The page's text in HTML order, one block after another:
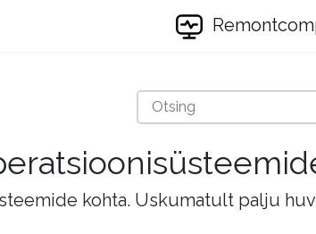
kohta. Uskumatult palju